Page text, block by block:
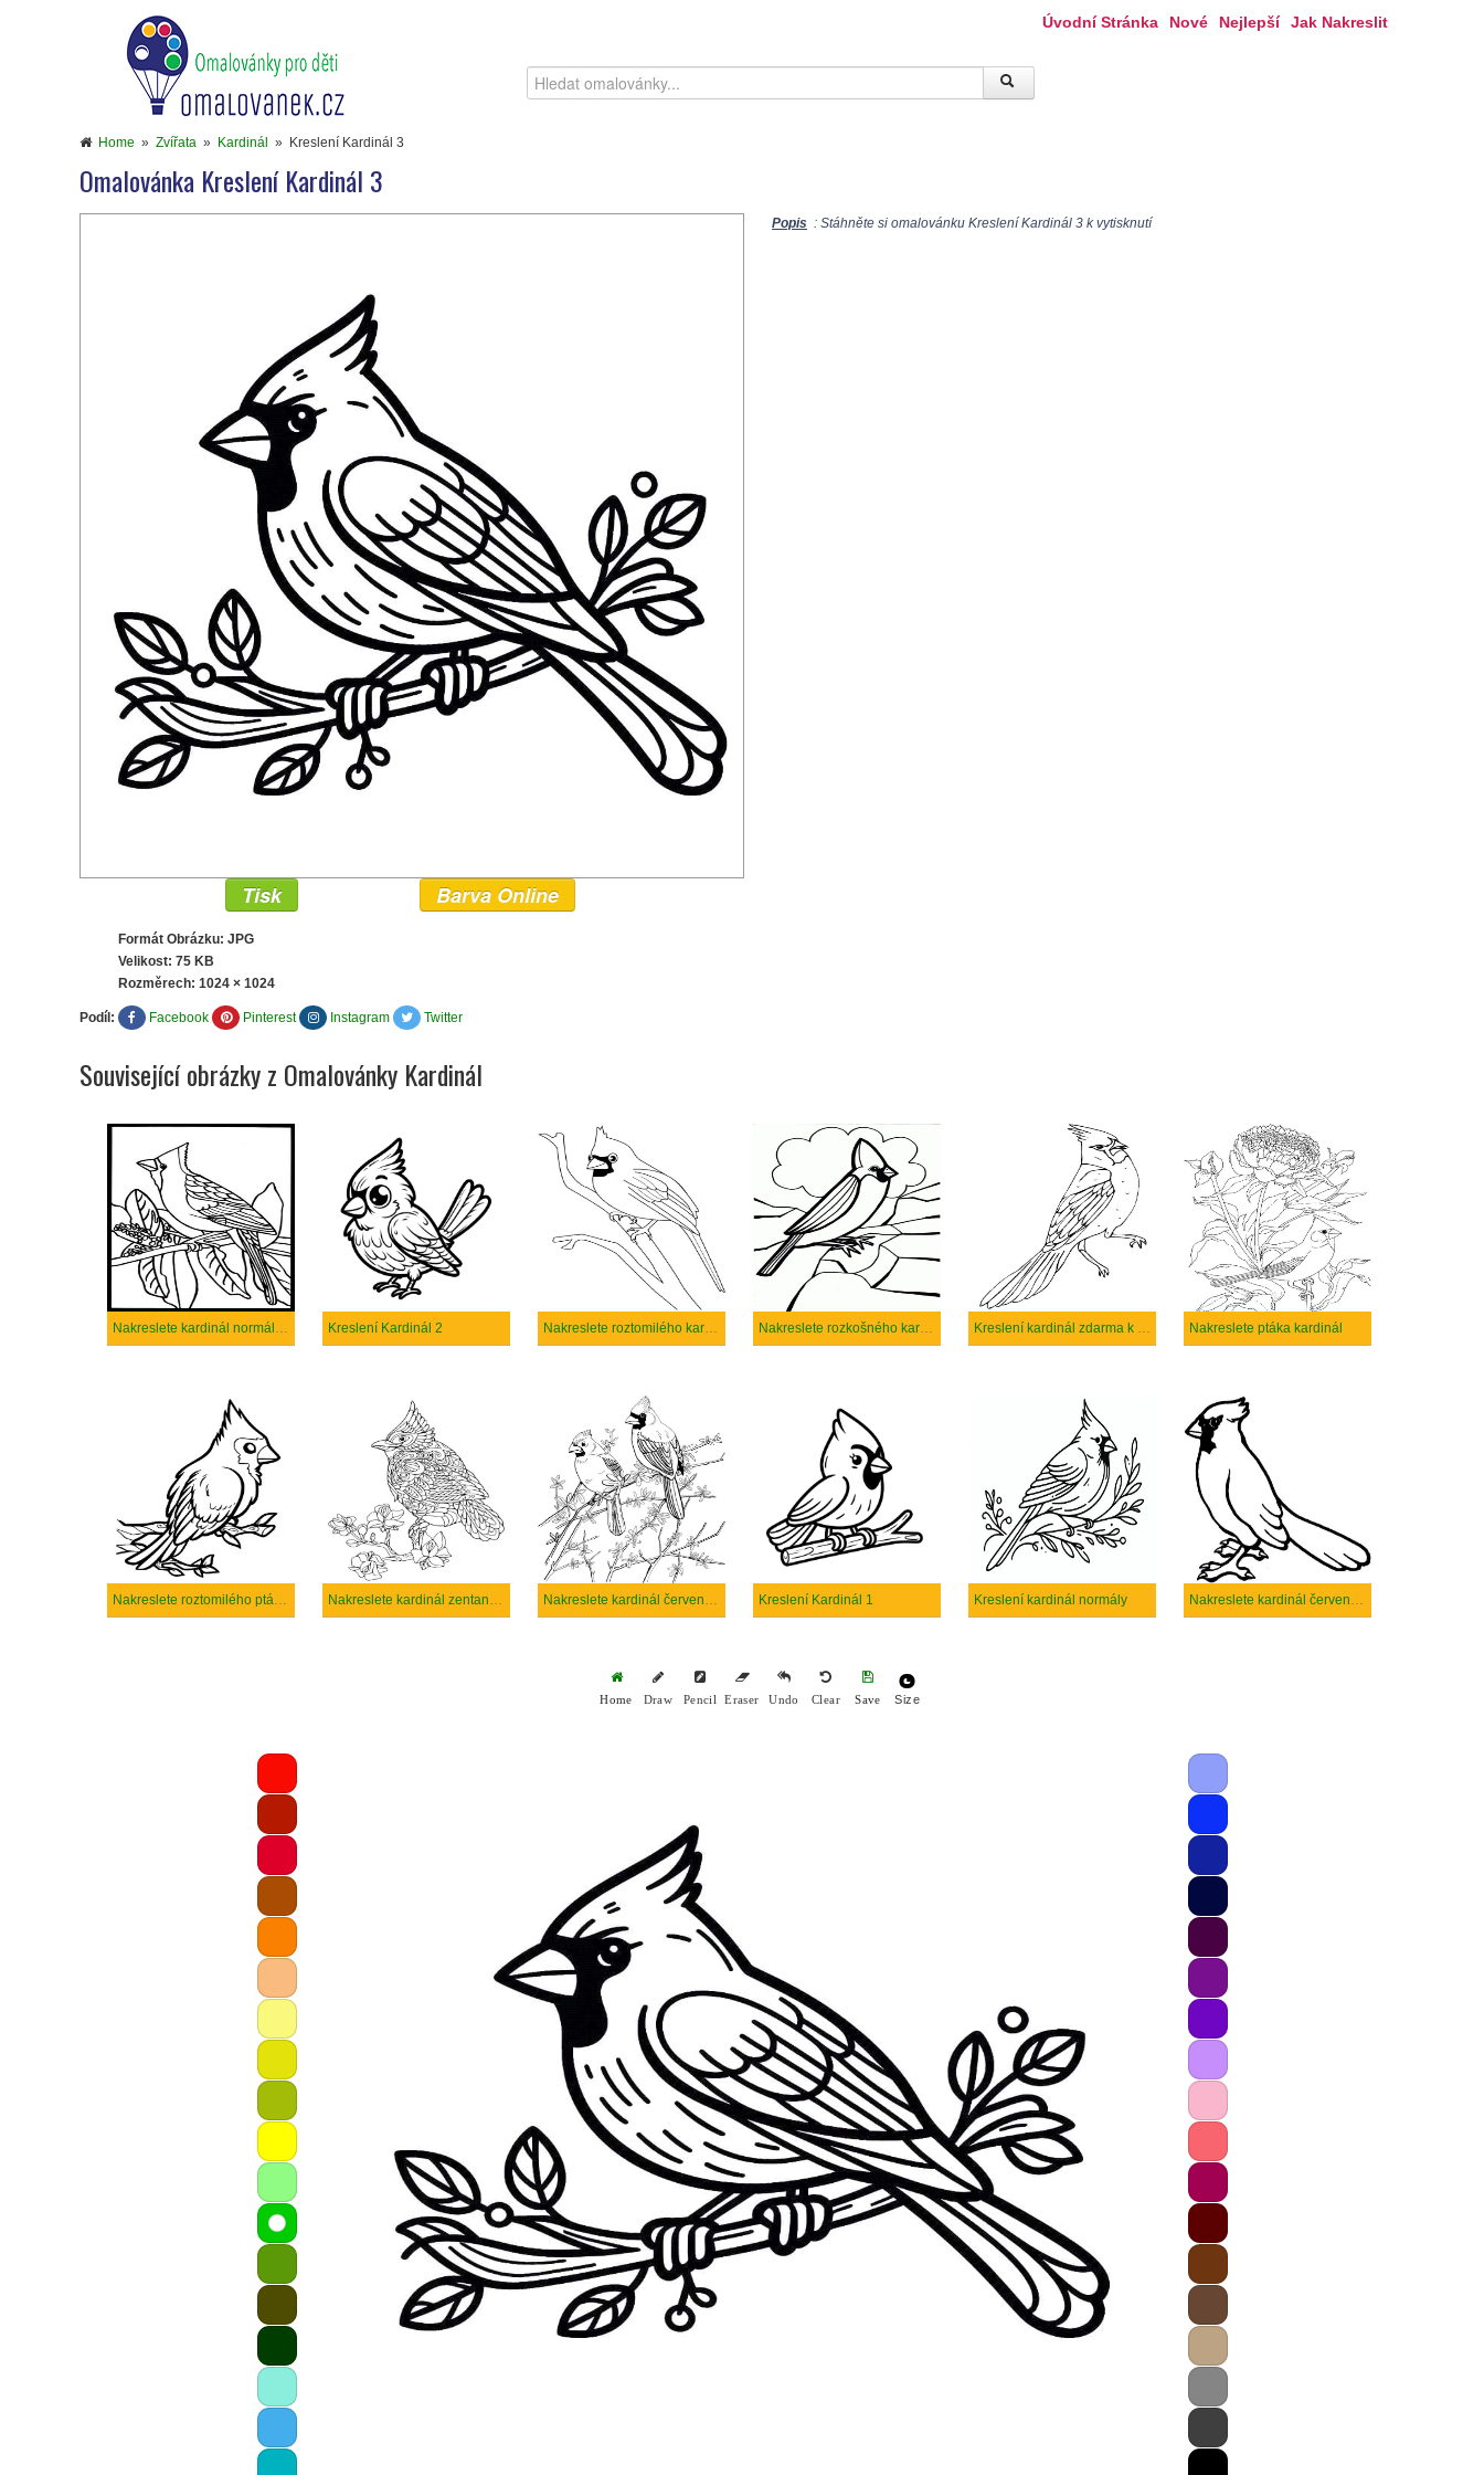
Úvodní Stránka Nové Nejlepší Jak Nakreslit
Home » Zvířata » Kardinál » Kreslení Kardinál 3
Omalovánka Kreslení Kardinál 3
Popis : Stáhněte si omalovánku Kreslení Kardinál 3 k vytisknutí
Tisk Barva Online
Formát Obrázku: JPG
Velikost: 75 KB
Rozměrech: 1024 × 1024
Podíl: Facebook Pinterest Instagram Twitter
Související obrázky z Omalovánky Kardinál
Nakreslete kardinál normálního ptáka Kreslení Kardinál 2 Nakreslete roztomilého kardinál Nakreslete rozkošného kardinál Kreslení kardinál zdarma k vytisknutí Nakreslete ptáka kardinál
Nakreslete roztomilého ptáka kardinál Nakreslete kardinál zentangle Nakreslete kardinál červený pták Kreslení Kardinál 1 Kreslení kardinál normály Nakreslete kardinál červenohnědého
Home Draw Pencil Eraser Undo Clear Save Size